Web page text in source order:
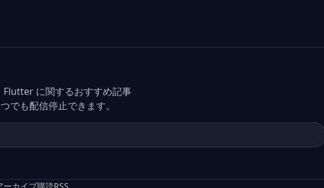
に関するおすすめ記事
でも配信停止できます。